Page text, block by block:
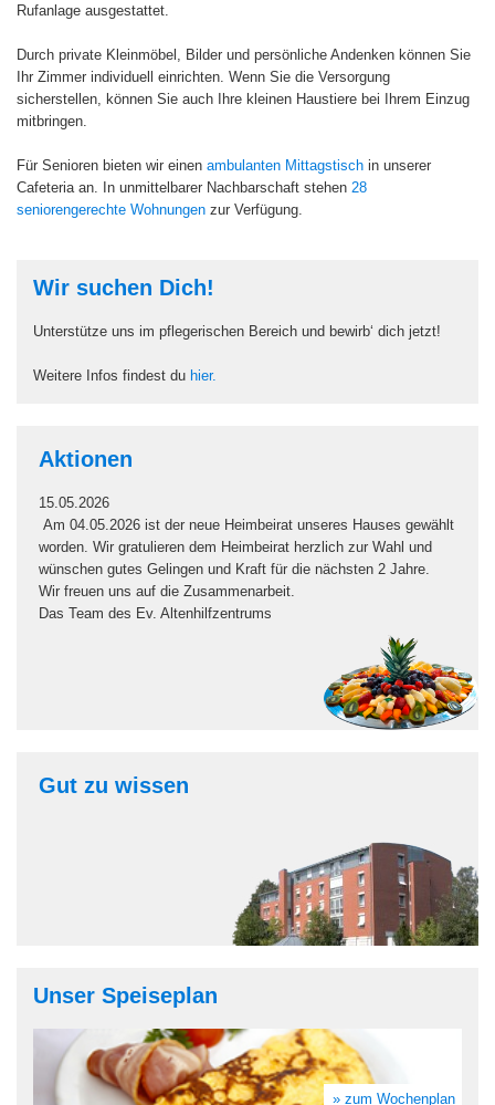
Rufanlage ausgestattet.
Durch private Kleinmöbel, Bilder und persönliche Andenken können Sie
Ihr Zimmer individuell einrichten. Wenn Sie die Versorgung
sicherstellen, können Sie auch Ihre kleinen Haustiere bei Ihrem Einzug
mitbringen.
Für Senioren bieten wir einen ambulanten Mittagstisch in unserer
Cafeteria an. In unmittelbarer Nachbarschaft stehen 28
seniorengerechte Wohnungen zur Verfügung.
Wir suchen Dich!
Unterstütze uns im pflegerischen Bereich und bewirb‘ dich jetzt!
Weitere Infos findest du hier.
Aktionen
15.05.2026
Am 04.05.2026 ist der neue Heimbeirat unseres Hauses gewählt
worden. Wir gratulieren dem Heimbeirat herzlich zur Wahl und
wünschen gutes Gelingen und Kraft für die nächsten 2 Jahre.
Wir freuen uns auf die Zusammenarbeit.
Das Team des Ev. Altenhilfzentrums
Gut zu wissen
Unser Speiseplan
» zum Wochenplan